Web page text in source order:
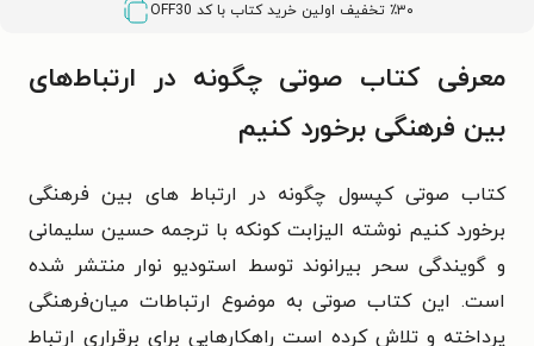
٪۳۰ تخفیف اولین خرید کتاب با کد OFF30
معرفی کتاب صوتی چگونه در ارتباط‌های
بین‌ فرهنگی برخورد کنیم
کتاب صوتی کپسول چگونه در ارتباط‌ های بین‌ فرهنگی
برخورد کنیم نوشته‌ الیزابت کونکه با ترجمه‌ حسین سلیمانی
و گویندگی سحر بیرانوند توسط استودیو نوار منتشر شده
است. این کتاب صوتی به موضوع ارتباطات میان‌فرهنگی
پرداخته و تلاش کرده است راهکارهایی برای برقراری ارتباط